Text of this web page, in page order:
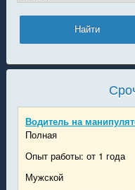
Водитель на
Полная
Опыт работы: от 1 года
Мужской